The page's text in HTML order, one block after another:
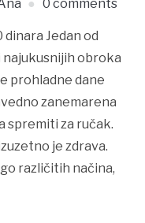
0 comments
Jedan od
najukusnijih obroka
prohladne dane
zanemarena
spremiti za ručak.
je zdrava.
različitih načina,